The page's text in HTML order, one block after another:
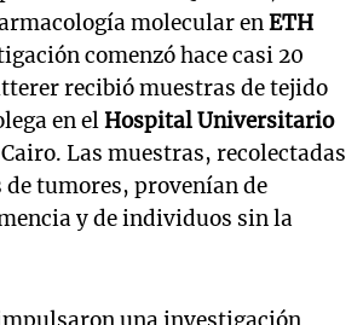
molecular enETH
comenzó hace casi 20
recibió muestras de tejido
en elHospital Universitario
Las muestras, recolectadas
tumores, provenían de
y de individuos sin la